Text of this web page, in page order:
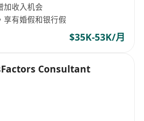
加收入机会
享有婚假和银行假
$35K-53K/月
Consultant